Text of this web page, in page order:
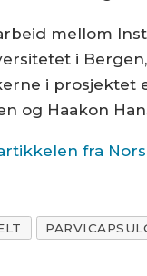
mellom
i
i prosjektet
og Haakon
fra